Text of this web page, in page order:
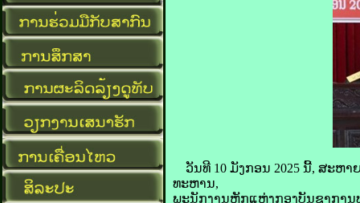
ວັນທີ 10 ມັງກອນ 2025 ນີ້, ສະ
ທະຫານ,
ພະນັກງານຫຼັກແຫຼ່ງກອງບັນຊາການ